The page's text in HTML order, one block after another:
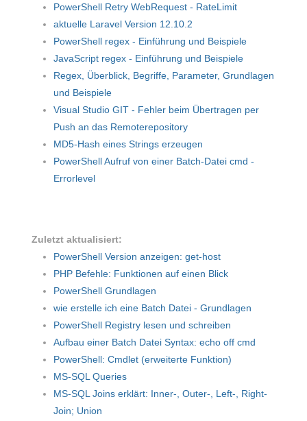
PowerShell Retry WebRequest - RateLimit
aktuelle Laravel Version 12.10.2
PowerShell regex - Einführung und Beispiele
JavaScript regex - Einführung und Beispiele
Regex, Überblick, Begriffe, Parameter, Grundlagen
und Beispiele
Visual Studio GIT - Fehler beim Übertragen per
Push an das Remoterepository
MD5-Hash eines Strings erzeugen
PowerShell Aufruf von einer Batch-Datei cmd -
Errorlevel
Zuletzt aktualisiert:
PowerShell Version anzeigen: get-host
PHP Befehle: Funktionen auf einen Blick
PowerShell Grundlagen
wie erstelle ich eine Batch Datei - Grundlagen
PowerShell Registry lesen und schreiben
Aufbau einer Batch Datei Syntax: echo off cmd
PowerShell: Cmdlet (erweiterte Funktion)
MS-SQL Queries
MS-SQL Joins erklärt: Inner-, Outer-, Left-, Right-
Join; Union